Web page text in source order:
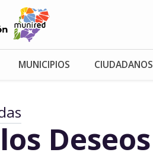
MUNICIPIOS CIUDADANOS
Deseos